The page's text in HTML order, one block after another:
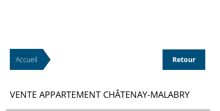
Accueil Retour
VENTE APPARTEMENT CHÂTENAY-MALABRY